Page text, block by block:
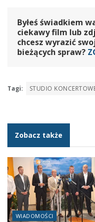
Byłeś świadkiem
ciekawy film lub
chcesz wyrazić
bieżących spraw?
Tagi: STUDIO
Zobacz także
WIADOMOŚCI